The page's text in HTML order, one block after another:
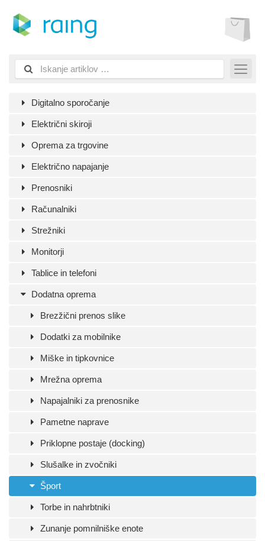
Digitalno sporočanje
Električni skiroji
Oprema za trgovine
Električno napajanje
Prenosniki
Računalniki
Strežniki
Monitorji
Tablice in telefoni
Dodatna oprema
Brezžični prenos slike
Dodatki za mobilnike
Miške in tipkovnice
Mrežna oprema
Napajalniki za prenosnike
Pametne naprave
Priklopne postaje (docking)
Slušalke in zvočniki
Šport
Torbe in nahrbtniki
Zunanje pomnilniške enote